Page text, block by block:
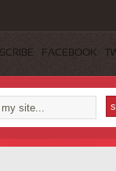
FACEBOOK